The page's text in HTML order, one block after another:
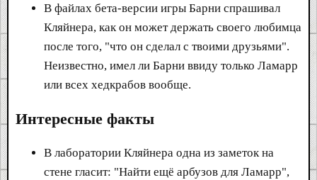
В файлах бета-версии игры Барни спрашивал
Кляйнера, как он может держать своего любимца
после того, "что он сделал с твоими друзьями".
Неизвестно, имел ли Барни ввиду только Ламарр
или всех хедкрабов вообще.
Интересные факты
В лаборатории Кляйнера одна из заметок на
стене гласит: "Найти ещё арбузов для Ламарр",